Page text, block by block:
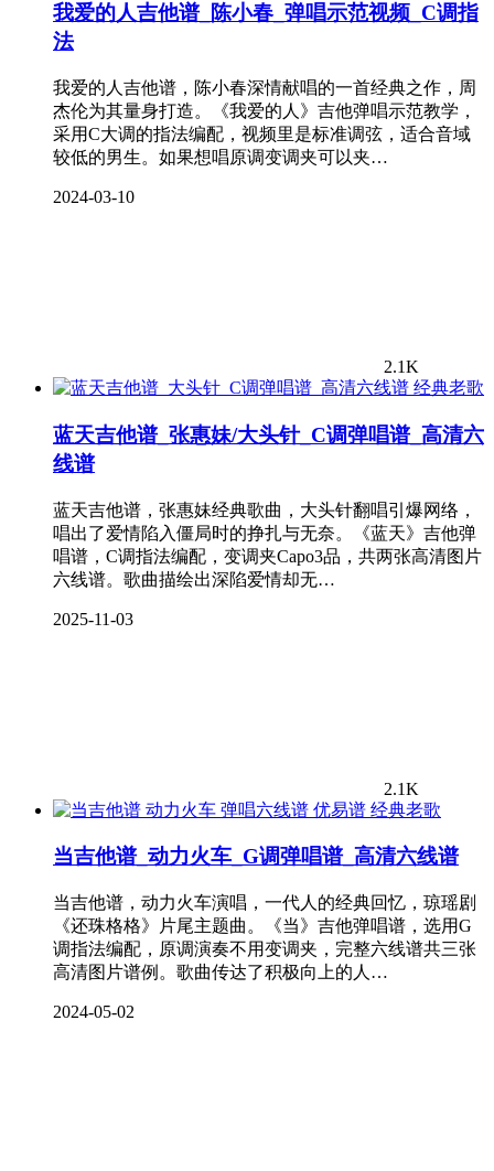
我爱的人吉他谱_陈小春_弹唱示范视频_C调指
法
我爱的人吉他谱，陈小春深情献唱的一首经典之作，周
杰伦为其量身打造。《我爱的人》吉他弹唱示范教学，
采用C大调的指法编配，视频里是标准调弦，适合音域
较低的男生。如果想唱原调变调夹可以夹…
2024-03-10
2.1K
经典老歌
蓝天吉他谱_张惠妹/大头针_C调弹唱谱_高清六
线谱
蓝天吉他谱，张惠妹经典歌曲，大头针翻唱引爆网络，
唱出了爱情陷入僵局时的挣扎与无奈。《蓝天》吉他弹
唱谱，C调指法编配，变调夹Capo3品，共两张高清图片
六线谱。歌曲描绘出深陷爱情却无…
2025-11-03
2.1K
经典老歌
当吉他谱_动力火车_G调弹唱谱_高清六线谱
当吉他谱，动力火车演唱，一代人的经典回忆，琼瑶剧
《还珠格格》片尾主题曲。《当》吉他弹唱谱，选用G
调指法编配，原调演奏不用变调夹，完整六线谱共三张
高清图片谱例。歌曲传达了积极向上的人…
2024-05-02